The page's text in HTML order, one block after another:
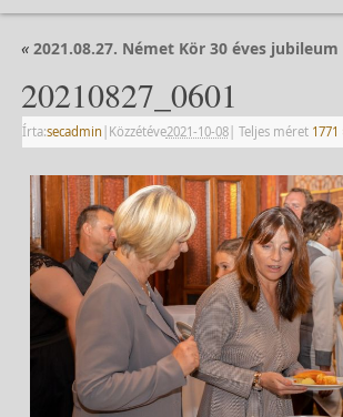
«2021.08.27. Német Kör 30 éves jubileum
20210827_0601
Írta:secadmin | Közzétéve2021-10-08| Teljes méret 1771